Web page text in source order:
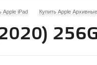
Apple iPad Купить Apple